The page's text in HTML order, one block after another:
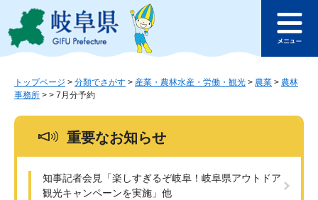
ジ
ュ
このページの本文へ
ュ
トップページ > 分類でさがす > 産業・農林水産・労働・観光 > 農業 > 農林
事務所 > > 7月分予約
重要なお知らせ
知事記者会見「楽しすぎるぞ岐阜！岐阜県アウトドア
観光キャンペーンを実施」他